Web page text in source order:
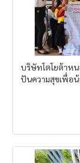
บริษัทโตโยต้าหน
ปันความสุขเพื่อน้